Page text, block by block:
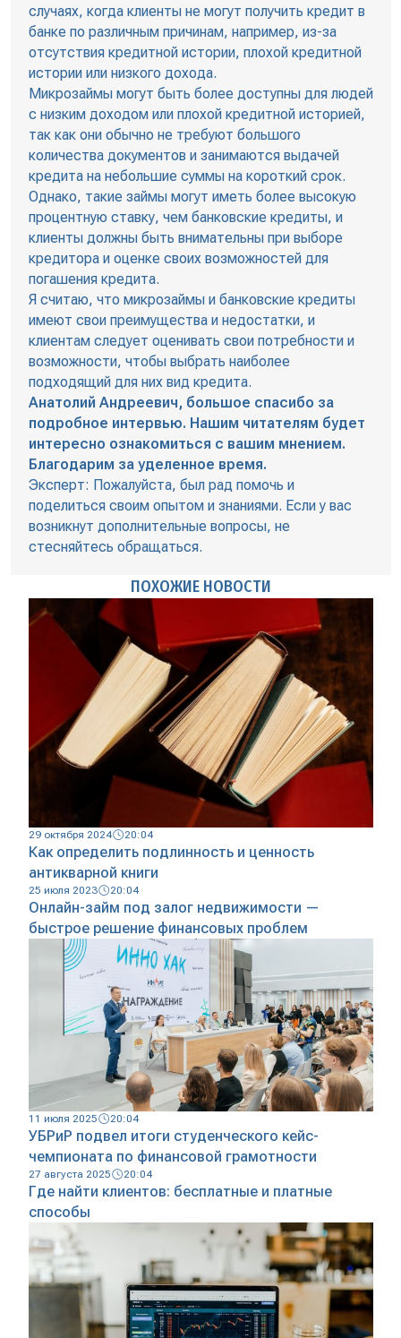
случаях, когда клиенты не могут получить кредит в
банке по различным причинам, например, из-за
отсутствия кредитной истории, плохой кредитной
истории или низкого дохода.
Микрозаймы могут быть более доступны для людей
с низким доходом или плохой кредитной историей,
так как они обычно не требуют большого
количества документов и занимаются выдачей
кредита на небольшие суммы на короткий срок.
Однако, такие займы могут иметь более высокую
процентную ставку, чем банковские кредиты, и
клиенты должны быть внимательны при выборе
кредитора и оценке своих возможностей для
погашения кредита.
Я считаю, что микрозаймы и банковские кредиты
имеют свои преимущества и недостатки, и
клиентам следует оценивать свои потребности и
возможности, чтобы выбрать наиболее
подходящий для них вид кредита.
Анатолий Андреевич, большое спасибо за
подробное интервью. Нашим читателям будет
интересно ознакомиться с вашим мнением.
Благодарим за уделенное время.
Эксперт: Пожалуйста, был рад помочь и
поделиться своим опытом и знаниями. Если у вас
возникнут дополнительные вопросы, не
стесняйтесь обращаться.
ПОХОЖИЕ НОВОСТИ
29 октября 2024 20:04
Как определить подлинность и ценность
антикварной книги
25 июля 2023 20:04
Онлайн-займ под залог недвижимости —
быстрое решение финансовых проблем
11 июля 2025 20:04
УБРиР подвел итоги студенческого кейс-
чемпионата по финансовой грамотности
27 августа 2025 20:04
Где найти клиентов: бесплатные и платные
способы